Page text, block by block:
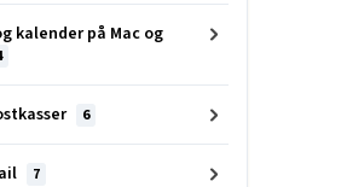
kalender på Mac og
6
7